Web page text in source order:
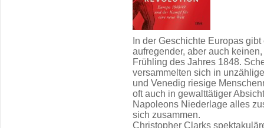
In der Geschichte Europas
aufregender, aber auch
Frühling des Jahres 1848.
versammelten sich in
und Venedig riesige
oft auch in gewalttätiger
Napoleons Niederlage alles
sich zusammen.
Christopher Clarks